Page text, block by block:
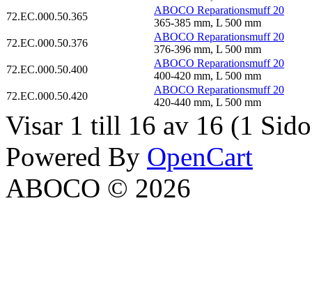
72.EC.000.50.365
ABOCO Reparationsmuff 20
365-385 mm, L 500 mm
72.EC.000.50.376
ABOCO Reparationsmuff 20
376-396 mm, L 500 mm
72.EC.000.50.400
ABOCO Reparationsmuff 20
400-420 mm, L 500 mm
72.EC.000.50.420
ABOCO Reparationsmuff 20
420-440 mm, L 500 mm
Visar 1 till 16 av 16 (1
Powered By OpenCart
ABOCO © 2026